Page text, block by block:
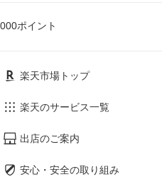
ポイント
楽天市場トップ
楽天のサービス一覧
出店のご案内
安心・安全の取り組み